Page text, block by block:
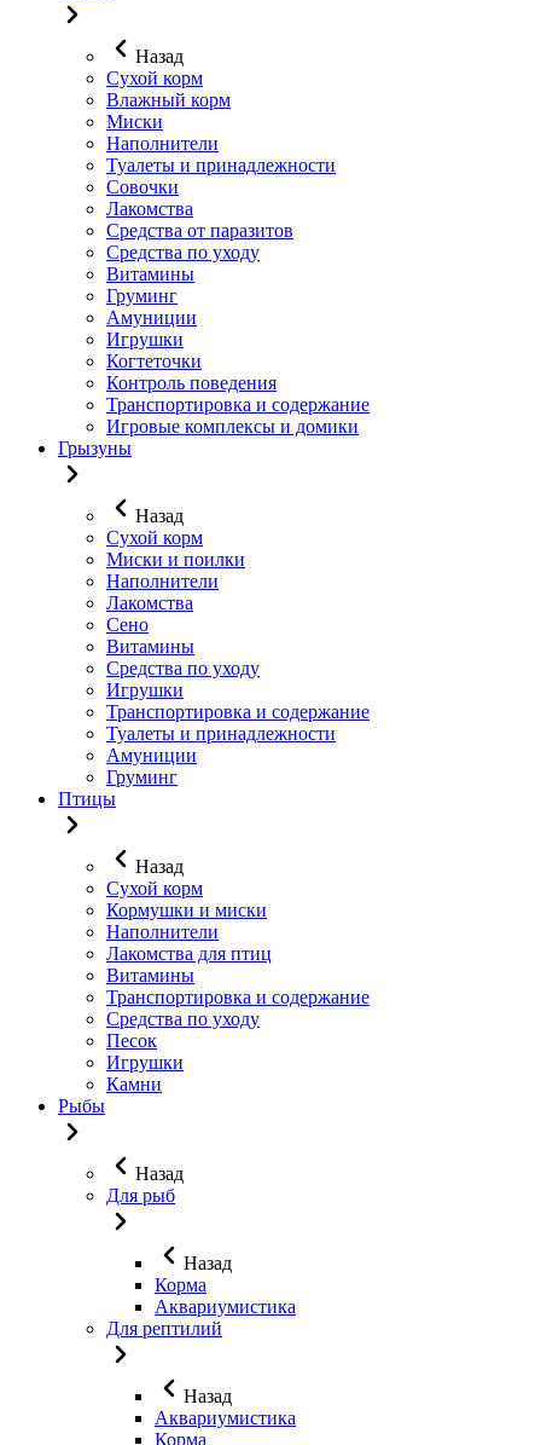
Назад
Сухой корм
Влажный корм
Миски
Наполнители
Туалеты и принадлежности
Совочки
Лакомства
Средства от паразитов
Средства по уходу
Витамины
Груминг
Амуниции
Игрушки
Когтеточки
Контроль поведения
Транспортировка и содержание
Игровые комплексы и домики
Грызуны
Назад
Сухой корм
Миски и поилки
Наполнители
Лакомства
Сено
Витамины
Средства по уходу
Игрушки
Транспортировка и содержание
Туалеты и принадлежности
Амуниции
Груминг
Птицы
Назад
Сухой корм
Кормушки и миски
Наполнители
Лакомства для птиц
Витамины
Транспортировка и содержание
Средства по уходу
Песок
Игрушки
Камни
Рыбы
Назад
Для рыб
Назад
Корма
Аквариумистика
Для рептилий
Назад
Аквариумистика
Корма